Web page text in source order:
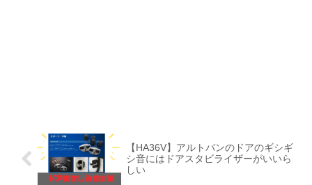
【HA36V】アルトバンのドアのギシギ
シ音にはドアスタビライザーがいいら
しい